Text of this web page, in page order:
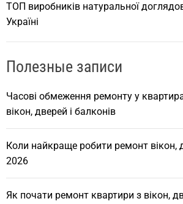
ТОП виробників натуральної
Україні
Полезные записи
Часові обмеження ремонту у
вікон, дверей і балконів
Коли найкраще робити ремонт вікон,
2026
Як почати ремонт квартири з вікон,